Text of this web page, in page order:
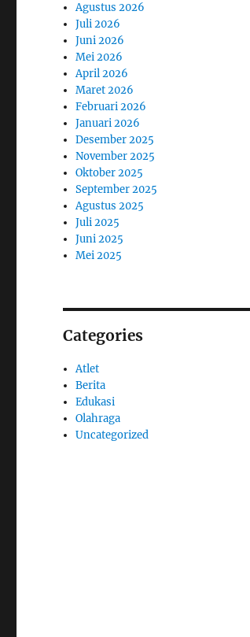
Agustus 2026
Juli 2026
Juni 2026
Mei 2026
April 2026
Maret 2026
Februari 2026
Januari 2026
Desember 2025
November 2025
Oktober 2025
September 2025
Agustus 2025
Juli 2025
Juni 2025
Mei 2025
Categories
Atlet
Berita
Edukasi
Olahraga
Uncategorized